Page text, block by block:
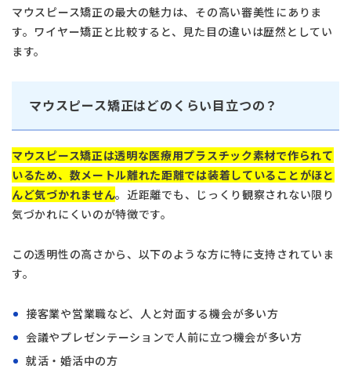
マウスピース矯正の最大の魅力は、その高い審美性にありま
す。ワイヤー矯正と比較すると、見た目の違いは歴然としてい
ます。
マウスピース矯正はどのくらい目立つの？
マウスピース矯正は透明な医療用プラスチック素材で作られて
いるため、数メートル離れた距離では装着していることがほと
んど気づかれません。近距離でも、じっくり観察されない限り
気づかれにくいのが特徴です。
この透明性の高さから、以下のような方に特に支持されていま
す。
接客業や営業職など、人と対面する機会が多い方
会議やプレゼンテーションで人前に立つ機会が多い方
就活・婚活中の方